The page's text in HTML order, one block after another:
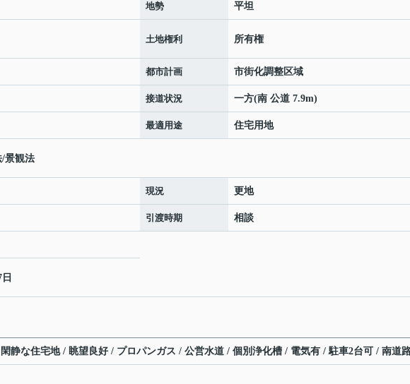
地勢 平坦
土地権利 所有権
都市計画 市街化調整区域
接道状況 一方(南 公道 7.9m)
最適用途 住宅用地
景観法
現況 更地
引渡時期 相談
静な住宅地 / 眺望良好 / プロパンガス / 公営水道 / 個別浄化槽 / 電気有 / 駐車2台可 / 南道